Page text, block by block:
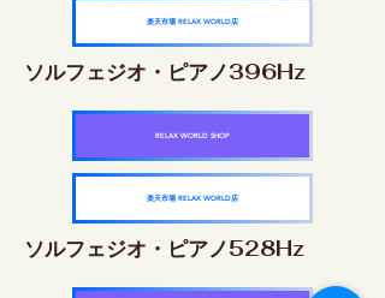
楽天市場 RELAX WORLD店
ソルフェジオ・ピアノ396Hz
RELAX WORLD SHOP
楽天市場 RELAX WORLD店
ソルフェジオ・ピアノ528Hz